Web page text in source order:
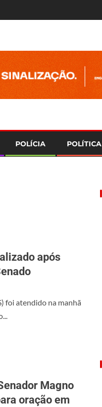
POLÍCIA POLÍTICA
após
foi atendido na manhã
Magno
oração em